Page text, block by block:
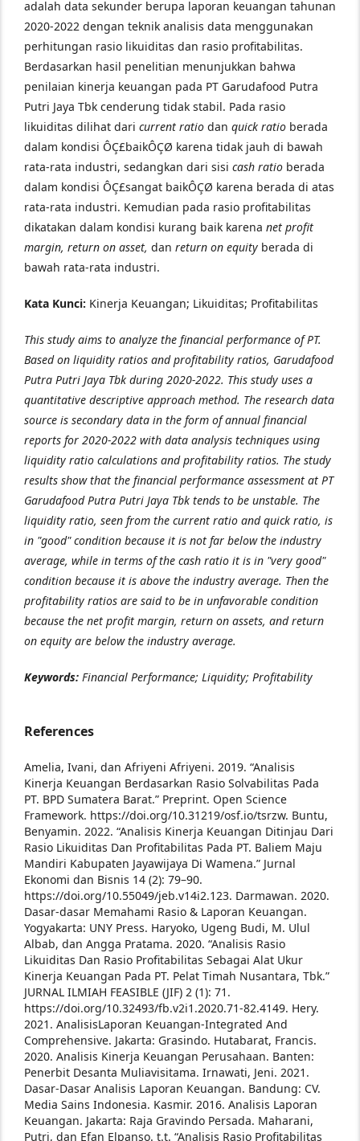
adalah data sekunder berupa laporan keuangan tahunan
2020-2022 dengan teknik analisis data menggunakan
perhitungan rasio likuiditas dan rasio profitabilitas.
Berdasarkan hasil penelitian menunjukkan bahwa
penilaian kinerja keuangan pada PT Garudafood Putra
Putri Jaya Tbk cenderung tidak stabil. Pada rasio
likuiditas dilihat dari current ratio dan quick ratio berada
dalam kondisi ÔÇ£baikÔÇØ karena tidak jauh di bawah
rata-rata industri, sedangkan dari sisi cash ratio berada
dalam kondisi ÔÇ£sangat baikÔÇØ karena berada di atas
rata-rata industri. Kemudian pada rasio profitabilitas
dikatakan dalam kondisi kurang baik karena net profit
margin, return on asset, dan return on equity berada di
bawah rata-rata industri.
Kata Kunci: Kinerja Keuangan; Likuiditas; Profitabilitas
This study aims to analyze the financial performance of PT.
Based on liquidity ratios and profitability ratios, Garudafood
Putra Putri Jaya Tbk during 2020-2022. This study uses a
quantitative descriptive approach method. The research data
source is secondary data in the form of annual financial
reports for 2020-2022 with data analysis techniques using
liquidity ratio calculations and profitability ratios. The study
results show that the financial performance assessment at PT
Garudafood Putra Putri Jaya Tbk tends to be unstable. The
liquidity ratio, seen from the current ratio and quick ratio, is
in "good" condition because it is not far below the industry
average, while in terms of the cash ratio it is in "very good"
condition because it is above the industry average. Then the
profitability ratios are said to be in unfavorable condition
because the net profit margin, return on assets, and return
on equity are below the industry average.
Keywords: Financial Performance; Liquidity; Profitability
References
Amelia, Ivani, dan Afriyeni Afriyeni. 2019. “Analisis
Kinerja Keuangan Berdasarkan Rasio Solvabilitas Pada
PT. BPD Sumatera Barat.” Preprint. Open Science
Framework. https://doi.org/10.31219/osf.io/tsrzw. Buntu,
Benyamin. 2022. “Analisis Kinerja Keuangan Ditinjau Dari
Rasio Likuiditas Dan Profitabilitas Pada PT. Baliem Maju
Mandiri Kabupaten Jayawijaya Di Wamena.” Jurnal
Ekonomi dan Bisnis 14 (2): 79–90.
https://doi.org/10.55049/jeb.v14i2.123. Darmawan. 2020.
Dasar-dasar Memahami Rasio & Laporan Keuangan.
Yogyakarta: UNY Press. Haryoko, Ugeng Budi, M. Ulul
Albab, dan Angga Pratama. 2020. “Analisis Rasio
Likuiditas Dan Rasio Profitabilitas Sebagai Alat Ukur
Kinerja Keuangan Pada PT. Pelat Timah Nusantara, Tbk.”
JURNAL ILMIAH FEASIBLE (JIF) 2 (1): 71.
https://doi.org/10.32493/fb.v2i1.2020.71-82.4149. Hery.
2021. AnalisisLaporan Keuangan-Integrated And
Comprehensive. Jakarta: Grasindo. Hutabarat, Francis.
2020. Analisis Kinerja Keuangan Perusahaan. Banten:
Penerbit Desanta Muliavisitama. Irnawati, Jeni. 2021.
Dasar-Dasar Analisis Laporan Keuangan. Bandung: CV.
Media Sains Indonesia. Kasmir. 2016. Analisis Laporan
Keuangan. Jakarta: Raja Gravindo Persada. Maharani,
Putri, dan Efan Elpanso. t.t. “Analisis Rasio Profitabilitas